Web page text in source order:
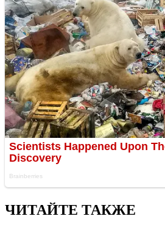
ЧИТАЙТЕ ТАКЖЕ